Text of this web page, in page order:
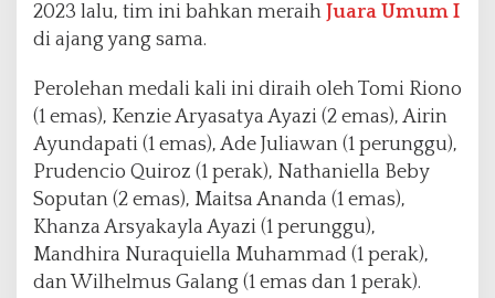
2023 lalu, tim ini bahkan meraih Juara Umum I
di ajang yang sama.
Perolehan medali kali ini diraih oleh Tomi Riono
(1 emas), Kenzie Aryasatya Ayazi (2 emas), Airin
Ayundapati (1 emas), Ade Juliawan (1 perunggu),
Prudencio Quiroz (1 perak), Nathaniella Beby
Soputan (2 emas), Maitsa Ananda (1 emas),
Khanza Arsyakayla Ayazi (1 perunggu),
Mandhira Nuraquiella Muhammad (1 perak),
dan Wilhelmus Galang (1 emas dan 1 perak).